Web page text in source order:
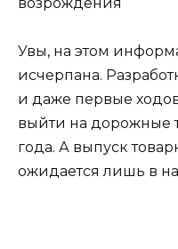
Увы, на этом
исчерпана.
и даже первые
выйти на дорожные
года. А выпуск
ожидается лишь в